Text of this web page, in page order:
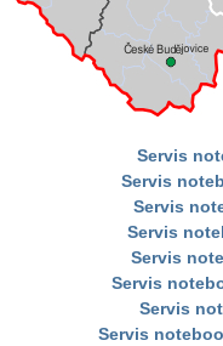
Servis
Servis
Servis
Servis
Servis
Servis
Servis
Servis